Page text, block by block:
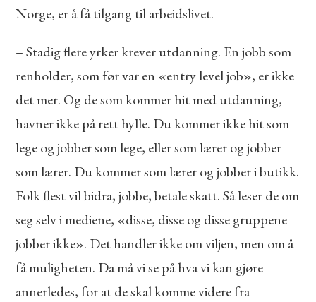
Norge, er å få tilgang til arbeidslivet.
– Stadig flere yrker krever utdanning. En jobb som
renholder, som før var en «entry level job», er ikke
det mer. Og de som kommer hit med utdanning,
havner ikke på rett hylle. Du kommer ikke hit som
lege og jobber som lege, eller som lærer og jobber
som lærer. Du kommer som lærer og jobber i butikk.
Folk flest vil bidra, jobbe, betale skatt. Så leser de om
seg selv i mediene, «disse, disse og disse gruppene
jobber ikke». Det handler ikke om viljen, men om å
få muligheten. Da må vi se på hva vi kan gjøre
annerledes, for at de skal komme videre fra